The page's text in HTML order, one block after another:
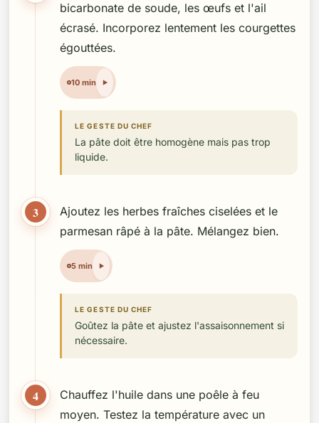
bicarbonate de soude, les œufs et l'ail
écrasé. Incorporez lentement les courgettes
égouttées.
10 min
LE GESTE DU CHEF
La pâte doit être homogène mais pas trop
liquide.
3
Ajoutez les herbes fraîches ciselées et le
parmesan râpé à la pâte. Mélangez bien.
5 min
LE GESTE DU CHEF
Goûtez la pâte et ajustez l'assaisonnement si
nécessaire.
4
Chauffez l'huile dans une poêle à feu
moyen. Testez la température avec un